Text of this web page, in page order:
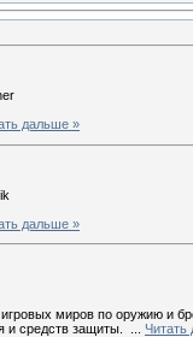
дальше »
дальше »
миров по оружию и
и средств защиты.
Читать